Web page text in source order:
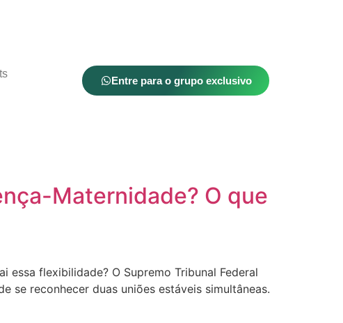
Entre para o grupo exclusivo
Maternidade? O que
flexibilidade? O Supremo Tribunal Federal
se reconhecer duas uniões estáveis simultâneas.